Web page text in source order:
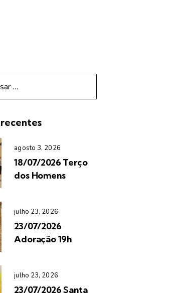
agosto 3, 2026
18/07/2026 Terço
dos Homens
julho 23, 2026
23/07/2026
Adoração 19h
julho 23, 2026
23/07/2026 Santa